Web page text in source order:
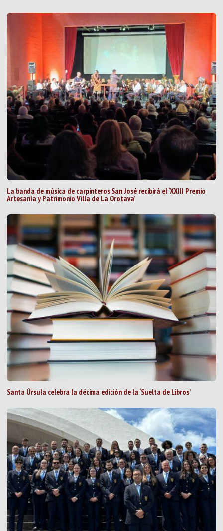
La banda de música de carpinteros San José recibirá el ‘XXIII Premio
Artesanía y Patrimonio Villa de La Orotava’
Santa Úrsula celebra la décima edición de la ‘Suelta de Libros’